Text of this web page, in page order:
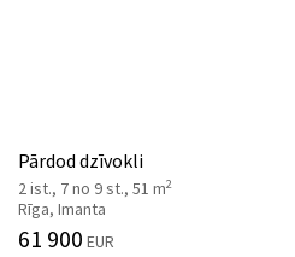
Pārdod dzīvokli
2 ist., 7 no 9 st., 51 m2
Rīga, Imanta
61 900 EUR